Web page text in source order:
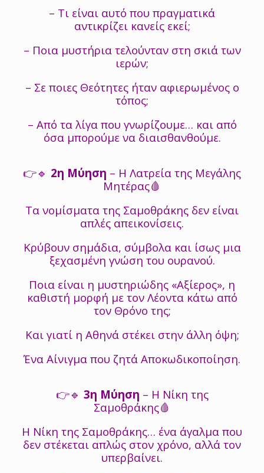
– Τι είναι αυτό που πραγματικά
αντικρίζει κανείς εκεί;
– Ποια μυστήρια τελούνταν στη σκιά των
ιερών;
– Σε ποιες Θεότητες ήταν αφιερωμένος ο
τόπος;
– Από τα λίγα που γνωρίζουμε… και από
όσα μπορούμε να διαισθανθούμε.
👉🔹 2η Μύηση – Η Λατρεία της Μεγάλης
Μητέρας🩸
Τα νομίσματα της Σαμοθράκης δεν είναι
απλές απεικονίσεις.
Κρύβουν σημάδια, σύμβολα και ίσως μια
ξεχασμένη γνώση του ουρανού.
Ποια είναι η μυστηριώδης «Αξίερος», η
καθιστή μορφή με τον Λέοντα κάτω από
τον Θρόνο της;
Και γιατί η Αθηνά στέκει στην άλλη όψη;
Ένα Αίνιγμα που ζητά Αποκωδικοποίηση.
👉🔹 3η Μύηση – Η Νίκη της
Σαμοθράκης🩸
Η Νίκη της Σαμοθράκης… ένα άγαλμα που
δεν στέκεται απλώς στον χρόνο, αλλά τον
υπερβαίνει.